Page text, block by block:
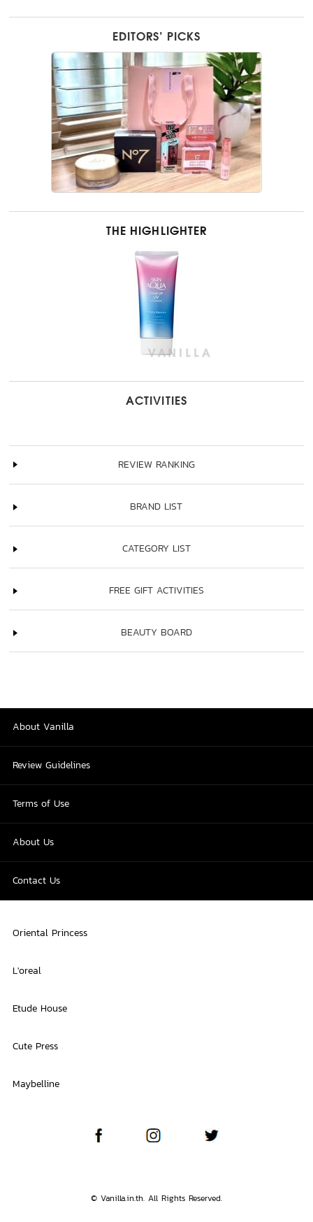
EDITORS’ PICKS
THE HIGHLIGHTER
ACTIVITIES
REVIEW RANKING
BRAND LIST
CATEGORY LIST
FREE GIFT ACTIVITIES
BEAUTY BOARD
About Vanilla
Review Guidelines
Terms of Use
About Us
Contact Us
Oriental Princess
L'oreal
Etude House
Cute Press
Maybelline
© Vanilla.in.th. All Rights Reserved.